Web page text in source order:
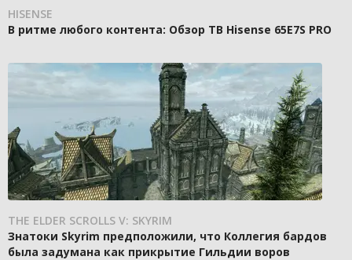
HISENSE
В ритме любого контента: Обзор ТВ Hisense 65E7S PRO
THE ELDER SCROLLS V: SKYRIM
Знатоки Skyrim предположили, что Коллегия бардов
была задумана как прикрытие Гильдии воров